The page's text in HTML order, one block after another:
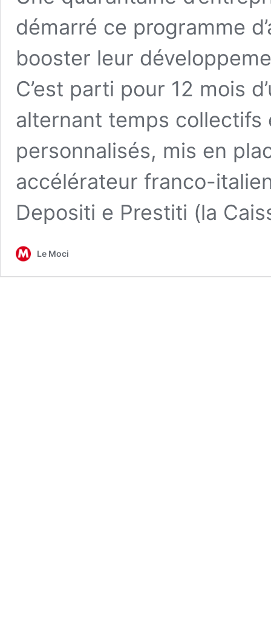
démarré ce programme
booster leur
C’est parti pour 12 mois
alternant temps
personnalisés, mis en
accélérateur franco-
Depositi e Prestiti (la
Le Moci